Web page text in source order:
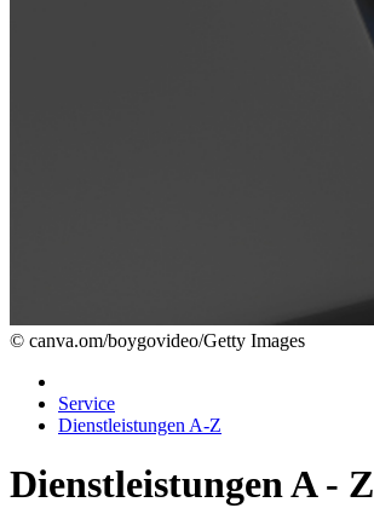
© canva.om/boygovideo/Getty Images
Service
Dienstleistungen A-Z
Dienstleistungen A - Z